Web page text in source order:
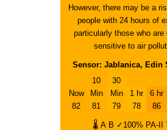
However, there may be a
people with 24 hours of
particularly those who are
sensitive to air
Sensor: Jablanica, Edin
Now
82
10
Min
81
30
Min
79
1 hr
78
6 hr
86
🌡 A B ✓100% PA-II